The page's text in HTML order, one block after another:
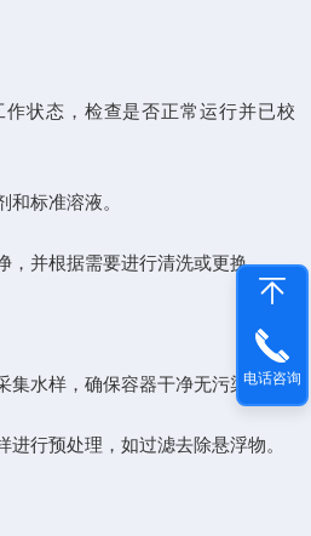
状态，检查是否正常运行并已校
标准溶液。
并根据需要进行清洗或更换。
水样，确保容器干净无污染。
行预处理，如过滤去除悬浮物。
电话咨询